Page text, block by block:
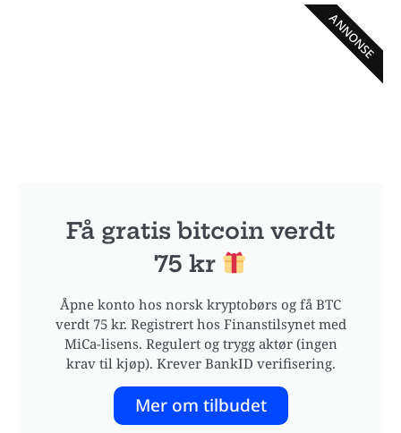
Få gratis bitcoin verdt
75 kr
Åpne konto hos norsk kryptobørs og få BTC
verdt 75 kr. Registrert hos Finanstilsynet med
MiCa-lisens. Regulert og trygg aktør (ingen
krav til kjøp). Krever BankID verifisering.
Mer om tilbudet
ANNONSE